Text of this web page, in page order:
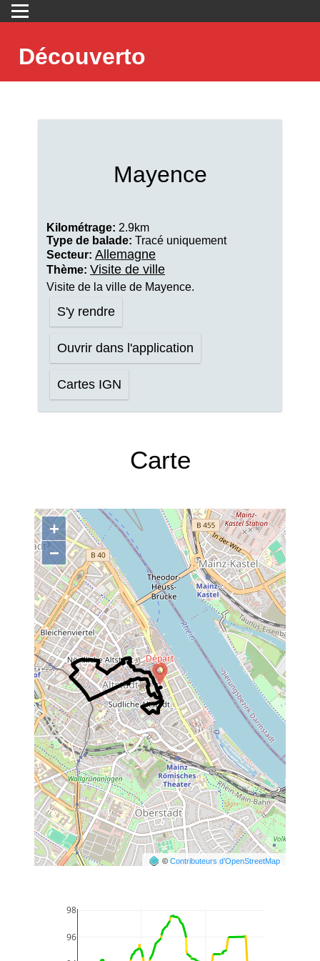
Découverto
Mayence
Kilométrage: 2.9km
Type de balade: Tracé uniquement
Secteur: Allemagne
Thème: Visite de ville
Visite de la ville de Mayence.
S'y rendre
Ouvrir dans l'application
Cartes IGN
Carte
+
−
©Contributeurs d’OpenStreetMap
96
98